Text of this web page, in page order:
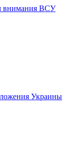
внимания ВСУ
Украины